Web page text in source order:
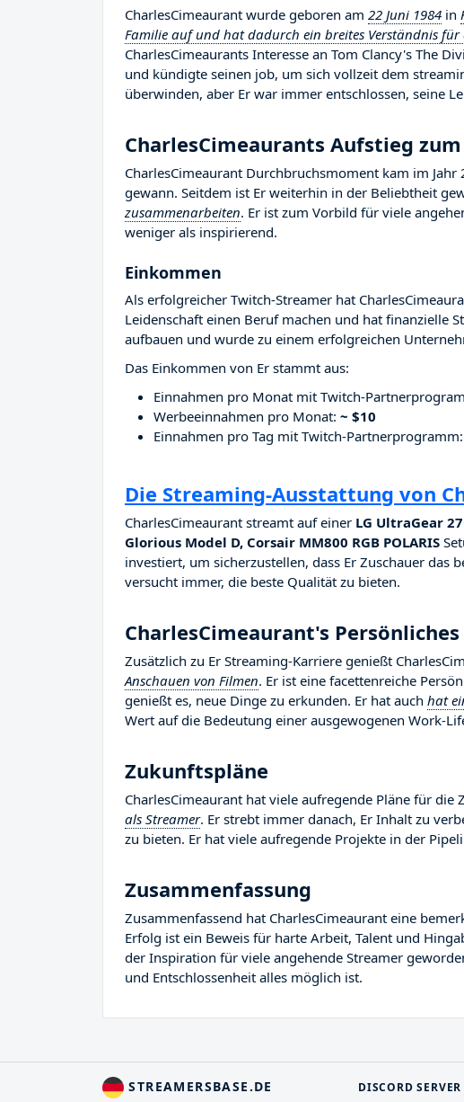
CharlesCimeaurant wurde geboren am 22 Juni 1984 in
Familie auf und hat dadurch ein breites Verständnis für
CharlesCimeaurants Interesse an Tom Clancy's The
und kündigte seinen job, um sich vollzeit dem
überwinden, aber Er war immer entschlossen, seine
CharlesCimeaurants Aufstieg
CharlesCimeaurant Durchbruchsmoment kam im
gewann. Seitdem ist Er weiterhin in der Beliebtheit
zusammenarbeiten. Er ist zum Vorbild für viele
weniger als inspirierend.
Einkommen
Als erfolgreicher Twitch-Streamer hat
Leidenschaft einen Beruf machen und hat finanzielle
aufbauen und wurde zu einem erfolgreichen
Das Einkommen von Er stammt aus:
Einnahmen pro Monat mit Twitch-
Werbeeinnahmen pro Monat: ~ $10
Einnahmen pro Tag mit Twitch-Partnerprogramm:
Die Streaming-Ausstattung von
CharlesCimeaurant streamt auf einer LG UltraGear
Glorious Model D, Corsair MM800 RGB POLARIS
investiert, um sicherzustellen, dass Er Zuschauer das
versucht immer, die beste Qualität zu bieten.
CharlesCimeaurant's Persönliches
Zusätzlich zu Er Streaming-Karriere genießt
Anschauen von Filmen. Er ist eine facettenreiche
genießt es, neue Dinge zu erkunden. Er hat auch hat
Wert auf die Bedeutung einer ausgewogenen Work-
Zukunftspläne
CharlesCimeaurant hat viele aufregende Pläne für die
als Streamer. Er strebt immer danach, Er Inhalt zu
zu bieten. Er hat viele aufregende Projekte in der
Zusammenfassung
Zusammenfassend hat CharlesCimeaurant eine
Erfolg ist ein Beweis für harte Arbeit, Talent und
der Inspiration für viele angehende Streamer
und Entschlossenheit alles möglich ist.
STREAMERSBASE.DE DISCORD SERVER